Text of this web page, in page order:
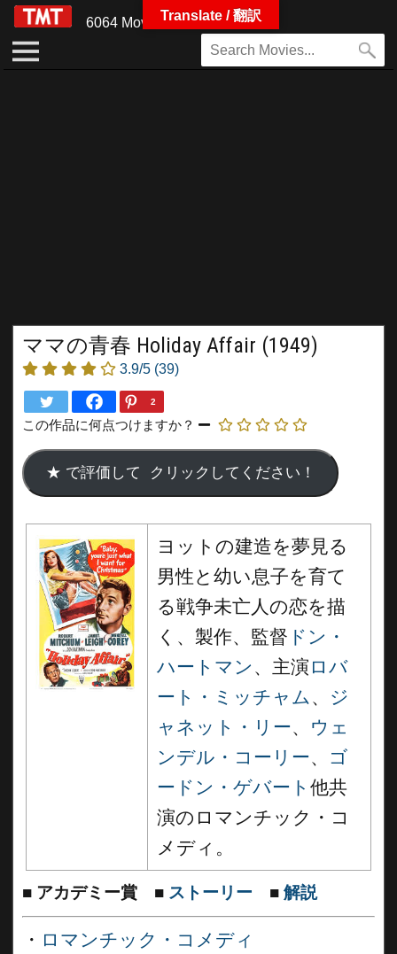
6064 Movies
ママの青春 Holiday Affair (1949)
3.9/5 (39)
2
この作品に何点つけますか？
ヨットの建造を夢見る
男性と幼い息子を育て
る戦争未亡人の恋を描
く、製作、監督 ドン・
ハートマン 、主演 ロバ
ート・ミッチャム、 ジ
ャネット・リー、 ウェ
ンデル・コーリー、 ゴ
ードン・ゲバート 他共
演のロマンチック・コ
メディ。
■ アカデミー賞 ■ ストーリー ■ 解説
・ ロマンチック・コメディ
Translate / 翻訳